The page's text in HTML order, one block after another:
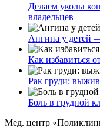
Делаем уколы
владельцев
Ангина у детей
Как избавиться
Рак груди:
Боль в грудной
Мед. центр